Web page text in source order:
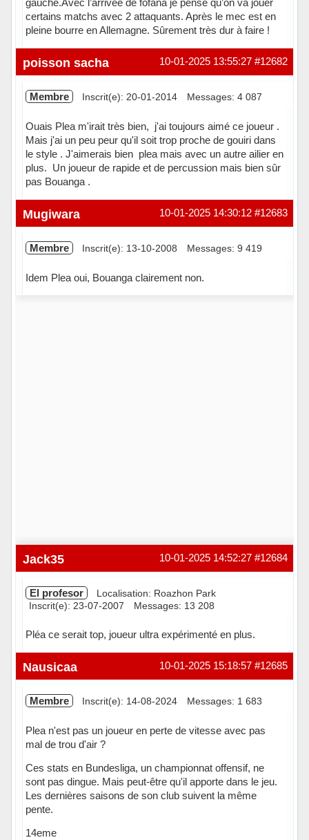
gauche.Avec l’arrivée de fofana je pense qu’on va jouer
certains matchs avec 2 attaquants. Après le mec est en
pleine bourre en Allemagne. Sûrement très dur à faire !
Hors ligne #12682
10-01-2025 13:55:27
poisson sacha
Membre Inscrit(e): 20-01-2014 Messages: 4 087
Ouais Plea m'irait très bien, j'ai toujours aimé ce joueur .
Mais j'ai un peu peur qu'il soit trop proche de gouiri dans
le style . J'aimerais bien plea mais avec un autre ailier en
plus. Un joueur de rapide et de percussion mais bien sûr
pas Bouanga .
Hors ligne #12683
10-01-2025 14:30:12
Mugiwara
Membre Inscrit(e): 13-10-2008 Messages: 9 419
Idem Plea oui, Bouanga clairement non.
#12684
10-01-2025 14:52:27
Jack35
El profesor
Localisation: Roazhon Park
Inscrit(e): 23-07-2007
Messages: 13 208
Pléa ce serait top, joueur ultra expérimenté en plus.
Hors ligne #12685
10-01-2025 15:18:57
Nausicaa
Membre Inscrit(e): 14-08-2024 Messages: 1 683
Plea n'est pas un joueur en perte de vitesse avec pas
mal de trou d'air ?
Ces stats en Bundesliga, un championnat offensif, ne
sont pas dingue. Mais peut-être qu'il apporte dans le jeu.
Les dernières saisons de son club suivent la même
pente.
14eme